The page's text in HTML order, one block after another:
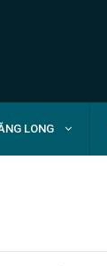
LONG